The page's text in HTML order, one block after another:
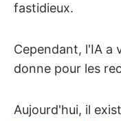
fastidieux.
Cependant, l'IA a
donne pour les
Aujourd'hui, il